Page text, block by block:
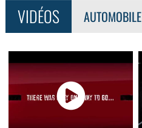
VIDÉOS AUTOMOBILE